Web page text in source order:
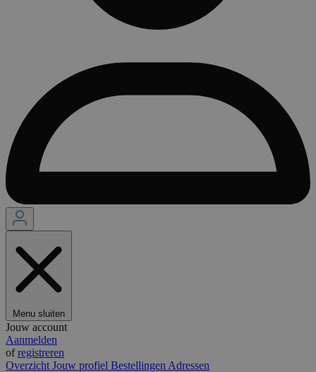
Menu sluiten
Jouw account
Aanmelden
ofregistreren
Overzicht Jouw profiel Bestellingen Adressen